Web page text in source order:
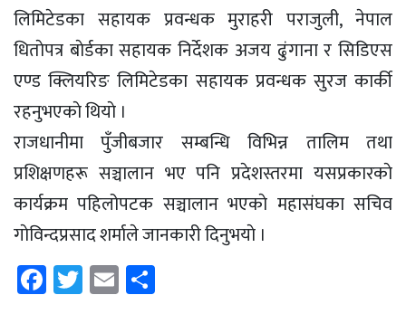
लिमिटेडका सहायक प्रवन्धक मुराहरी पराजुली, नेपाल
धिताेपत्र बाेर्डका सहायक निर्देशक अजय ढुंगाना र सिडिएस
एण्ड क्लियरिङ लिमिटेडका सहायक प्रवन्धक सुरज कार्की
रहनुभएकाे थियाे ।
राजधानीमा पुँजीबजार सम्बन्धि विभिन्न तालिम तथा
प्रशिक्षणहरू सञ्चालान भए पनि प्रदेशस्तरमा यसप्रकारकाे
कार्यक्रम पहिलोपटक सञ्चालान भएकाे महासंघका सचिव
गाेविन्दप्रसाद शर्माले जानकारी दिनुभयाे ।
Facebook
Twitter
Email